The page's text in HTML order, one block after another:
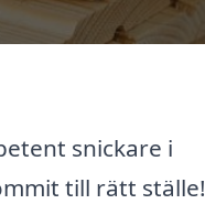
snickare i
till rätt ställe!